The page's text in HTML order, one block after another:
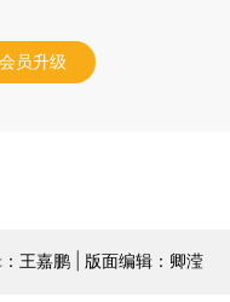
员升级
王嘉鹏 | 版面编辑：卿滢